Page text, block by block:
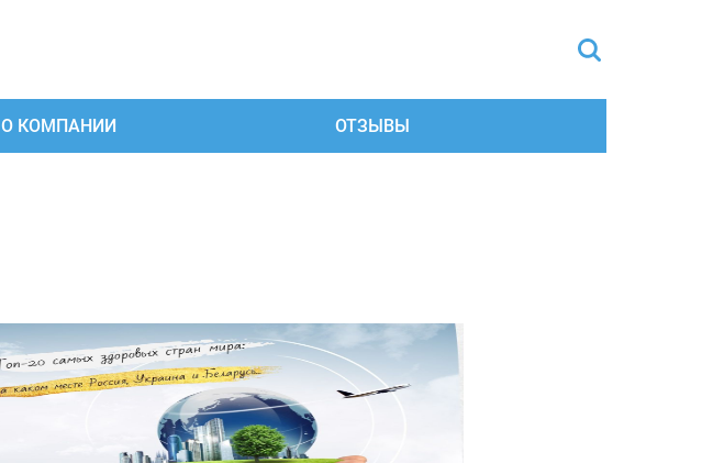
О КОМПАНИИ ОТЗЫВЫ